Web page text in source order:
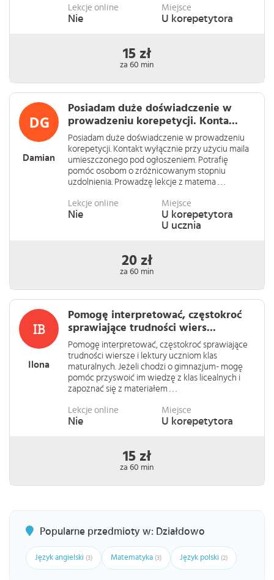
Lekcje online
Nie
Miejsce
U korepetytora
15 zł
za 60 min
Damian
Posiadam duże doświadczenie w
prowadzeniu korepetycji. Konta...
Posiadam duże doświadczenie w prowadzeniu
korepetycji. Kontakt wyłącznie przy użyciu maila
umieszczonego pod ogłoszeniem. Potrafię
pomóc osobom o zróżnicowanym stopniu
uzdolnienia. Prowadzę lekcje z matema . . .
Lekcje online
Nie
Miejsce
U korepetytora
U ucznia
20 zł
za 60 min
Ilona
Pomogę interpretować, częstokroć
sprawiające trudności wiers...
Pomogę interpretować, częstokroć sprawiające
trudności wiersze i lektury uczniom klas
maturalnych. Jeżeli chodzi o gimnazjum- mogę
pomóc przyswoić im wiedzę z klas licealnych i
zapoznać się z materiałem . . .
Lekcje online
Nie
Miejsce
U korepetytora
15 zł
za 60 min
Popularne przedmioty w: Działdowo
Język angielski (3) Matematyka (3) Język polski (2)